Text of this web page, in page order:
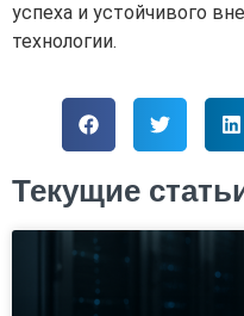
успеха и устойчивого
технологии.
Текущие